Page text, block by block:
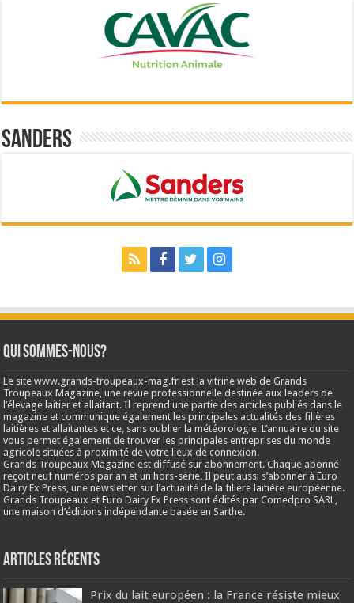
Sanders
Qui sommes-nous?
Le site www.grands-troupeaux-mag.fr est la vitrine web de Grands
Troupeaux Magazine, une revue professionnelle destinée aux leaders de
l’élevage laitier et allaitant. Il reprend une partie des articles publiés dans le
magazine et communique également les principales actualités des filières
laitières et allaitantes et ce, sans oublier la météorologie. L’annuaire du site
vous permet également de trouver les principales entreprises du monde
agricole situées à proximité de votre lieux de connexion.
Grands Troupeaux Magazine est diffusé sur abonnement. Chaque abonné
reçoit neuf numéros par an et un hors-série. Il peut aussi s’abonner à Euro
Dairy Ex Press, une newsletter sur l’actualité de la filière laitière européenne.
Grands Troupeaux et Euro Dairy Ex Press sont édités par Comedpro SARL,
une maison d’éditions indépendante basée en Sarthe.
Articles récents
Prix du lait européen : la France résiste mieux